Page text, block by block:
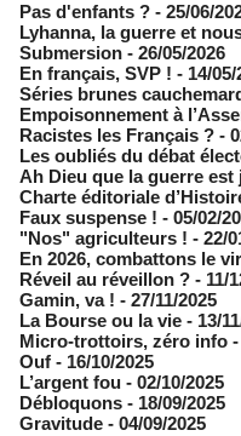
Pas d'enfants ? - 25/06/
​Lyhanna, la guerre et
Submersion - 26/05/2026
En français, SVP ! - 14/05/
​Séries brunes
Empoisonnement à
Racistes les Français ? -
​Les oubliés du débat
Ah Dieu que la guerre est
Charte éditoriale
Faux suspense ! - 05/02/
"Nos" agriculteurs ! - 22/
En 2026, combattons le
Réveil au réveillon ? - 11/
Gamin, va ! - 27/11/2025
​La Bourse ou la vie - 13/
Micro-trottoirs, zéro info
Ouf - 16/10/2025
L’argent fou - 02/10/2025
Débloquons - 18/09/2025
Gravitude - 04/09/2025